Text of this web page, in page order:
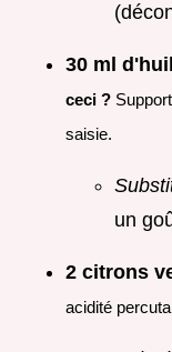
30 ml
ceci ?
saisie.
un
2 citrons
acidité